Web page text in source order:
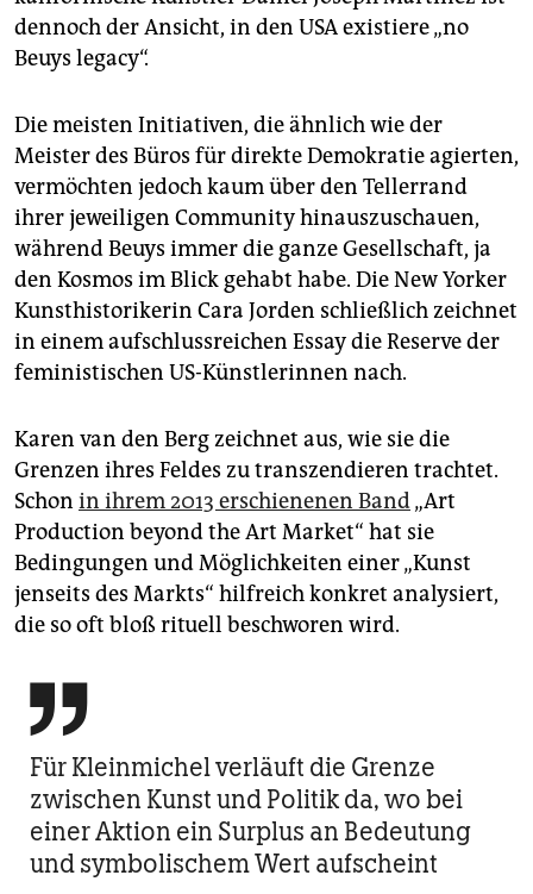
dennoch der Ansicht, in den USA existiere „no
Beuys legacy“.
Die meisten Initiativen, die ähnlich wie der
Meister des Büros für direkte Demokratie agierten,
vermöchten jedoch kaum über den Tellerrand
ihrer jeweiligen Community hinauszuschauen,
während Beuys immer die ganze Gesellschaft, ja
den Kosmos im Blick gehabt habe. Die New Yorker
Kunsthistorikerin Cara Jorden schließlich zeichnet
in einem aufschlussreichen Essay die Reserve der
feministischen US-Künstlerinnen nach.
Karen van den Berg zeichnet aus, wie sie die
Grenzen ihres Feldes zu transzendieren trachtet.
Schon in ihrem 2013 erschienenen Band„Art
Production beyond the Art Market“ hat sie
Bedingungen und Möglichkeiten einer „Kunst
jenseits des Markts“ hilfreich konkret analysiert,
die so oft bloß rituell beschworen wird.

Für Kleinmichel verläuft die Grenze
zwischen Kunst und Politik da, wo bei
einer Aktion ein Surplus an Bedeutung
und symbolischem Wert aufscheint